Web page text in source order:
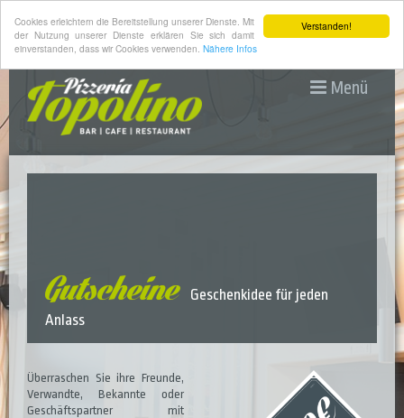
Verstanden!
Cookies erleichtern die Bereitstellung unserer Dienste. Mit
der Nutzung unserer Dienste erklären Sie sich damit
einverstanden, dass wir Cookies verwenden. Nähere Infos
Menü
Gutscheine
Geschenkidee für jeden
Anlass
Überraschen Sie ihre Freunde,
Verwandte, Bekannte oder
Geschäftspartner mit